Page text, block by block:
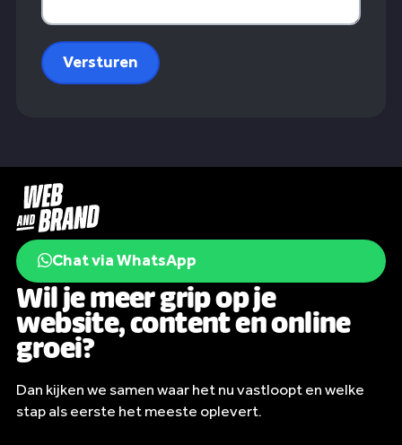
Versturen
Chat via WhatsApp
Wil je meer grip op je
website, content en online
groei?
Dan kijken we samen waar het nu vastloopt en welke
stap als eerste het meeste oplevert.